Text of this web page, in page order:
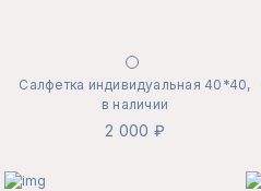
Салфетка индивидуальная 40*40,
в наличии
2 000 ₽